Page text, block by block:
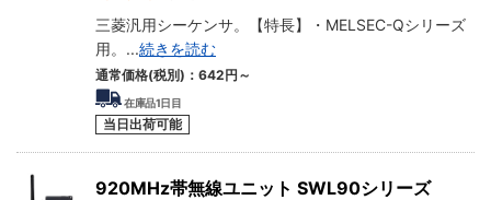
三菱汎用シーケンサ。【特長】・MELSEC-Qシリーズ
用。 ...続きを読む
通常価格(税別)： 642円 ～
在庫品1日目
当日出荷可能
920MHz帯無線ユニット SWL90シリーズ